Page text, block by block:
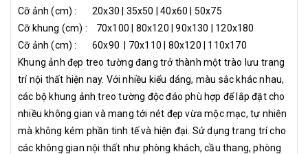
Cỡ ảnh (cm) : 20x30 | 35x50 | 40x60 | 50x75
Cỡ khung (cm) : 70x100 | 80x120 | 90x130 | 120x180
Cỡ ảnh (cm) : 60x90 | 70x110 | 80x120 | 110x170
Khung ảnh đẹp treo tường đang trở thành một trào lưu trang
trí nội thất hiện nay. Với nhiều kiểu dáng, màu sắc khác nhau,
các bộ khung ảnh treo tường độc đáo phù hợp để lắp đặt cho
nhiều không gian và mang tới nét đẹp vừa mộc mạc, tự nhiên
mà không kém phần tinh tế và hiện đại. Sử dụng trang trí cho
các không gian nội thất như phòng khách, cầu thang, phòng